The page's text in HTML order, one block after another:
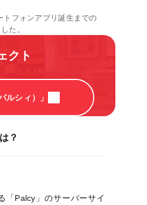
トフォンアプリ誕生までの
た。
クト
ルシィ）」
？
「Palcy」のサーバーサイ